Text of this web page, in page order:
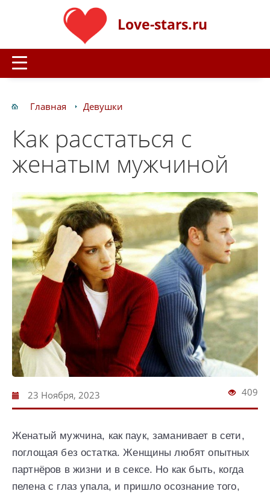
Love-stars.ru
Главная Девушки
Как расстаться с
женатым мужчиной
23 Ноября, 2023 409
Женатый мужчина, как паук, заманивает в сети,
поглощая без остатка. Женщины любят опытных
партнёров в жизни и в сексе. Но как быть, когда
пелена с глаз упала, и пришло осознание того,